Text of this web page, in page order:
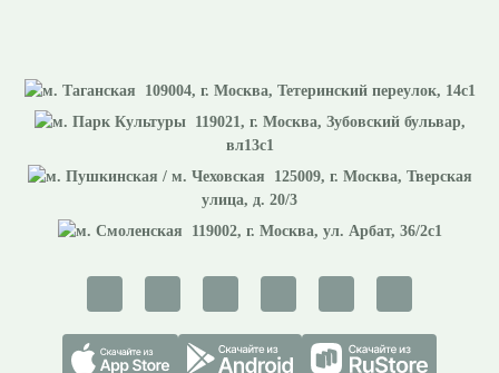
109004, г. Москва, Тетеринский переулок, 14с1
119021, г. Москва, Зубовский бульвар,
вл13с1
125009, г. Москва, Тверская
улица, д. 20/3
119002, г. Москва, ул. Арбат, 36/2с1